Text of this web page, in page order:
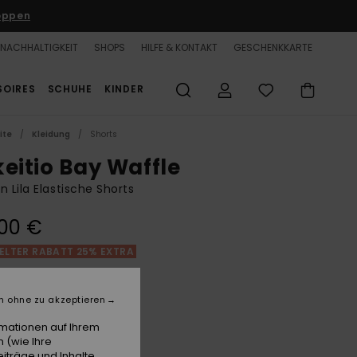
NACHHALTIGKEIT SHOPS HILFE & KONTAKT GESCHENKKARTE
SCHUHE KINDER
Kleidung Shorts
Bay Waffle
Lila Elastische Shorts
€
RABATT 25% EXTRA
Nirvana
auf Ihrem
(wie Ihre
ohne zu akzeptieren